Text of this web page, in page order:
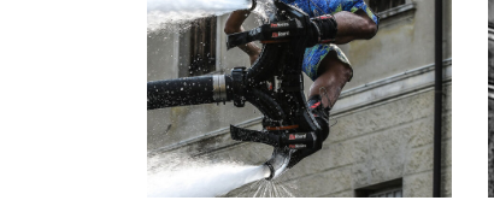
NOLEGGIO
ATTREZZATUR
E